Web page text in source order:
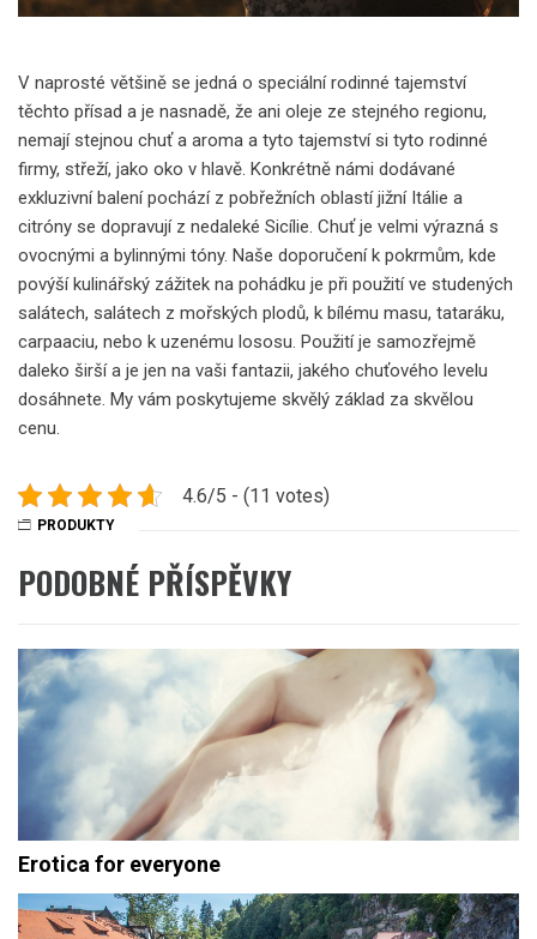
V naprosté většině se jedná o speciální rodinné tajemství
těchto přísad a je nasnadě, že ani oleje ze stejného regionu,
nemají stejnou chuť a aroma a tyto tajemství si tyto rodinné
firmy, střeží, jako oko v hlavě. Konkrétně námi dodávané
exkluzivní balení pochází z pobřežních oblastí jižní Itálie a
citróny se dopravují z nedaleké Sicílie. Chuť je velmi výrazná s
ovocnými a bylinnými tóny. Naše doporučení k pokrmům, kde
povýší kulinářský zážitek na pohádku je při použití ve studených
salátech, salátech z mořských plodů, k bílému masu, tataráku,
carpaaciu, nebo k uzenému lososu. Použití je samozřejmě
daleko širší a je jen na vaši fantazii, jakého chuťového levelu
dosáhnete. My vám poskytujeme skvělý základ za skvělou
cenu.
4.6/5 - (11 votes)
PRODUKTY
PODOBNÉ PŘÍSPĚVKY
Erotica for everyone